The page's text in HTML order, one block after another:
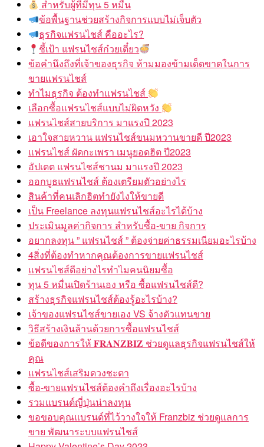
สำหรับผู้ที่มีทุน 5 หมื่น
ข้อพื้นฐานช่วยสร้างกิจการแบบไม่เจ็บตัว
ธุรกิจแฟรนไชส์ คืออะไร?
ชี้เป้า แฟรนไชส์ก๋วยเตี๋ยว
ข้อคำนึงถึงที่เจ้าของธุรกิจ ห้ามมองข้ามเด็ดขาดในการ
ขายแฟรนไชส์
ทำไมธุรกิจ ต้องทำแฟรนไชส์
เลือกซื้อแฟรนไชส์แบบไม่ผิดหวัง
แฟรนไชส์สายบริการ มาแรงปี 2023
เอาใจสายหวาน แฟรนไชส์ขนมหวานขายดี ปี2023
แฟรนไชส์ ผัดกะเพรา เมนูยอดฮิต ปี2023
อัปเดต แฟรนไชส์ชานม มาแรงปี 2023
ออกบูธแฟรนไชส์ ต้องเตรียมตัวอย่างไร
สินค้าที่คนเลิกฮิตทำยังไงให้ขายดี
เป็น Freelance ลงทุนแฟรนไชส์อะไรได้บ้าง
ประเมินมูลค่ากิจการ สำหรับซื้อ-ขาย กิจการ
อยากลงทุน ” แฟรนไชส์ ” ต้องจ่ายค่าธรรมเนียมอะไรบ้าง
4สิ่งที่ต้องทำหากคุณต้องการขายแฟรนไชส์
แฟรนไชส์ดีอย่างไรทำไมคนนิยมซื้อ
ทุน 5 หมื่นเปิดร้านเอง หรือ ซื้อแฟรนไชส์ดี?
สร้างธุรกิจแฟรนไชส์ต้องรู้อะไรบ้าง?
เจ้าของแฟรนไชส์ขายเอง VS จ้างตัวแทนขาย
วิธีสร้างเงินล้านด้วยการซื้อแฟรนไชส์
ข้อดีของการให้ 𝐅𝐑𝐀𝐍𝐙𝐁𝐈𝐙 ช่วยดูแลธุรกิจแฟรนไชส์ให้
คุณ
แฟรนไชส์เสริมดวงชะตา
ซื้อ-ขายแฟรนไชส์ต้องคำถึงเรื่องอะไรบ้าง
รวมแบรนด์ญี่ปุ่นน่าลงทุน
ขอขอบคุณแบรนด์ที่ไว้วางใจให้ Franzbiz ช่วยดูแลการ
ขาย พัฒนาระบบแฟรนไชส์